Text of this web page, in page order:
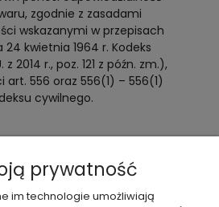
zgodnie z zasadami
wskazanymi w przepisach
24 kwietnia 1964 r. Kodeks
2014 r., poz. 121 z późn. zm.),
art. 556 oraz 556(1) – 556(1)
cywilnego.
prywatność
im technologie umożliwiają